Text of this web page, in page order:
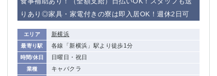
りあり◎家具・家電付きの寮は即入居OK！週休2日可
エリア 新横浜
最寄り駅 各線「新横浜」駅より徒歩1分
時間/休日 日曜日・祝日
業種 キャバクラ